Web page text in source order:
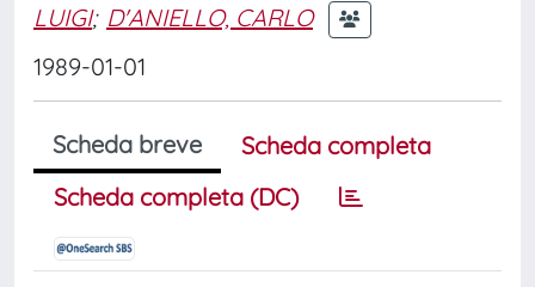
LUIGI; D'ANIELLO, CARLO
1989-01-01
Scheda breve
Scheda completa
Scheda completa (DC)